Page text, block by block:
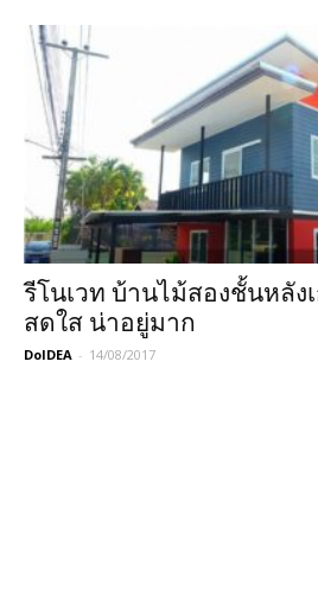
รีโนเวท บ้านไม้สองชั้นหลัง
สดใส น่าอยู่มาก
DoIDEA - 14/08/2017